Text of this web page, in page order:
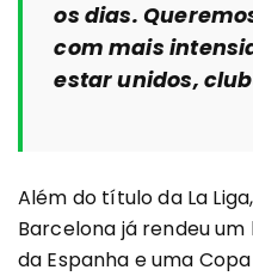
os dias.
com mais
estar unidos,
Além do título da La
Barcelona já rendeu
da Espanha e uma